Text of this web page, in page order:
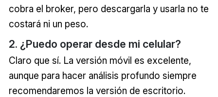
cobra el broker, pero descargarla y usarla no te
costará ni un peso.
2. ¿Puedo operar desde mi celular?
Claro que sí. La versión móvil es excelente,
aunque para hacer análisis profundo siempre
recomendaremos la versión de escritorio.